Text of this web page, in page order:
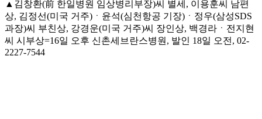
▲김창환(前 한일병원 임상병리부장)씨 별세, 이용훈씨 남편
상, 김정선(미국 거주)ㆍ윤석(심천항공 기장)ㆍ정우(삼성SDS
과장)씨 부친상, 강경운(미국 거주)씨 장인상, 백경라ㆍ전지현
씨 시부상=16일 오후 신촌세브란스병원, 발인 18일 오전, 02-
2227-7544